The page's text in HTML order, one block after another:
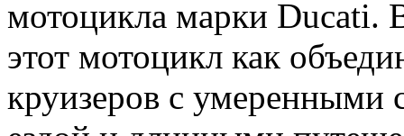
мотоцикла марки Ducati.
этот мотоцикл как
круизеров с умеренными